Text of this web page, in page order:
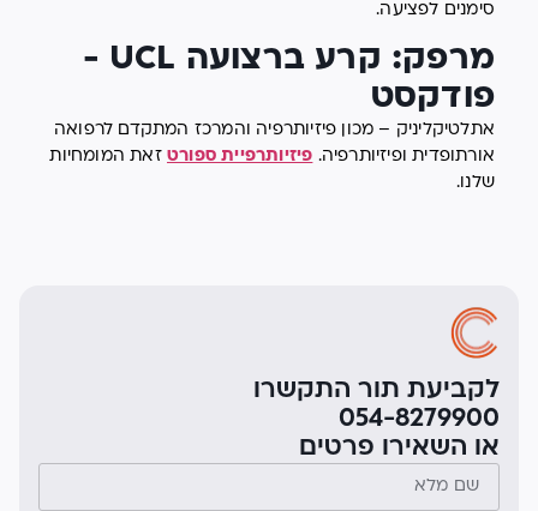
סימנים לפציעה.
מרפק: קרע ברצועה UCL -
פודקסט
אתלטיקליניק – מכון פיזיותרפיה והמרכז המתקדם לרפואה
אורתופדית ופיזיותרפיה. פיזיותרפיית ספורט זאת המומחיות
שלנו.
לקביעת תור התקשרו
054-8279900
או השאירו פרטים